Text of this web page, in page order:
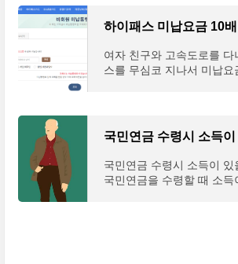
하이패스 미납요금 10
여자 친구와 고속도로를 다
스를 무심코 지나서 미납요
국민연금 수령시 소득이
국민연금을 수령할 때 소득